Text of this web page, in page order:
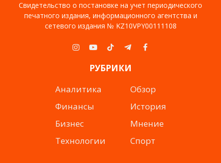
Свидетельство о постановке на учет периодического
печатного издания, информационного агентства и
сетевого издания № KZ10VPY00111108
Instagram
YouTubeTikTokTelegramFacebook
РУБРИКИ
Аналитика
Финансы
Бизнес
Технологии
Обзор
История
Мнение
Спорт